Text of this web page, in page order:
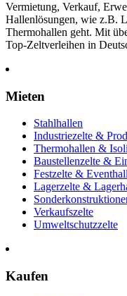
Vermietung, Verkauf,
Hallenlösungen, wie z.B.
Thermohallen geht. Mit
Top-Zeltverleihen in
Mieten
Stahlhallen
Industriezelte &
Thermohallen &
Baustellenzelte &
Festzelte &
Lagerzelte &
Verkaufszelte
Umweltschutzzelte
Kaufen